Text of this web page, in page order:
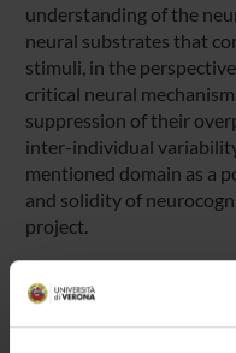
understanding of the
neural substrates that
stimuli, in the
critical neural
suppression of their
inter-individual
mentioned domain as a
and solidity of
project.